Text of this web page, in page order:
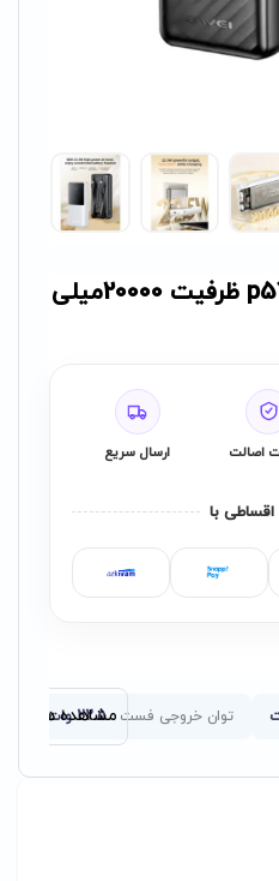
پاوربانک اوی مدل p57k ظرفیت 20000میلی
اصالت ارسال سریع
با
توان خروجی فست : 22.5 وات و 20 وات PD
مشاهده همه